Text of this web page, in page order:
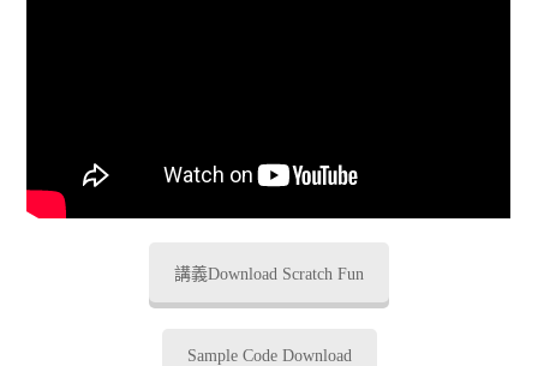
講義Download Scratch Fun
Sample Code Download